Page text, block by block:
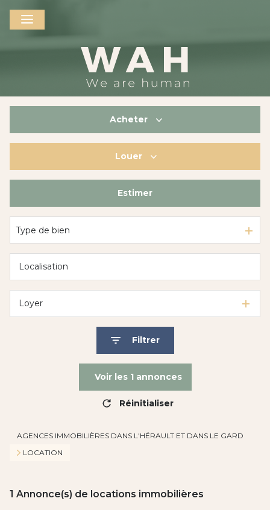
Acheter
De l'immo pro
Louer
De l'immo pro
Estimer
Type de bien
Loyer
Filtrer
Voir les 1annonces
Réinitialiser
AGENCES IMMOBILIÈRES DANS L'HÉRAULT ET DANS LE GARD
LOCATION
1 Annonce(s) de locations immobilières